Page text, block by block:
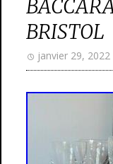
BRISTOL
janvier 29, 2022